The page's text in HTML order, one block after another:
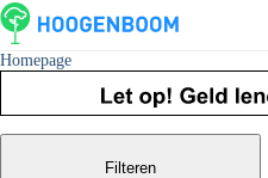
Homepage
Filteren